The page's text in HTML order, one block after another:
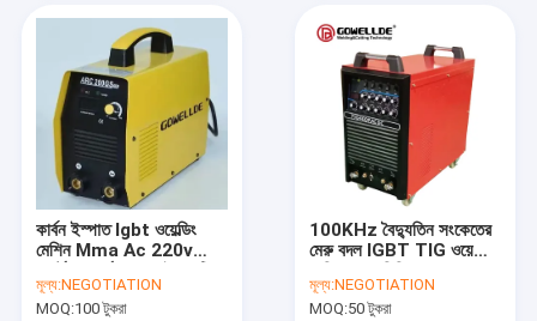
কার্বন ইস্পাত Igbt ওয়েল্ডিং
মেশিন Mma Ac 220v
ওয়েল্ডিং মেশিন
মূল্য:NEGOTIATION
MOQ:100 টুকরা
100KHz বৈদ্যুতিন সংকেতের
মেরু বদল IGBT TIG ওয়েল্ডিং
মূল্য:NEGOTIATION
MOQ:50 টুকরা